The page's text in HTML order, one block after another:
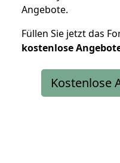
Angebote.
Füllen Sie jetzt das
kostenlose
Kostenlose